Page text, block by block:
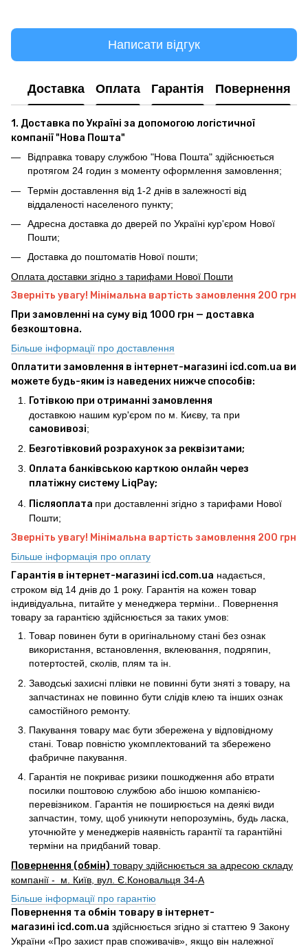
Написати відгук
Доставка Оплата Гарантія Повернення
1. Доставка по Україні за допомогою логістичної
компанії "Нова Пошта"
Відправка товару службою "Нова Пошта" здійснюється
протягом 24 годин з моменту оформлення замовлення;
Термін доставлення від 1-2 днів в залежності від
віддаленості населеного пункту;
Адресна доставка до дверей по Україні кур'єром Нової
Пошти;
Доставка до поштоматів Нової пошти;
Оплата доставки згідно з тарифами Нової Пошти
Зверніть увагу! Мінімальна вартість замовлення 200 грн
При замовленні на суму від 1000 грн — доставка
безкоштовна.
Більше інформації про доставлення
Оплатити замовлення в інтернет-магазині icd.com.ua ви
можете будь-яким із наведених нижче способів:
Готівкою при отриманні замовлення
доставкою нашим кур'єром по м. Києву, та при
самовивозі;
Безготівковий розрахунок за реквізитами;
Оплата банківською карткою онлайн через
платіжну систему LiqPay;
Післяоплата при доставленні згідно з тарифами Нової
Пошти;
Зверніть увагу! Мінімальна вартість замовлення 200 грн
Більше інформація про оплату
Гарантія в інтернет-магазині icd.com.ua надається,
строком від 14 днів до 1 року. Гарантія на кожен товар
індивідуальна, питайте у менеджера терміни.. Повернення
товару за гарантією здійснюється за таких умов:
Товар повинен бути в оригінальному стані без ознак
використання, встановлення, вклеювання, подряпин,
потертостей, сколів, плям та ін.
Заводські захисні плівки не повинні бути зняті з товару, на
запчастинах не повинно бути слідів клею та інших ознак
самостійного ремонту.
Пакування товару має бути збережена у відповідному
стані. Товар повністю укомплектований та збережено
фабричне пакування.
Гарантія не покриває ризики пошкодження або втрати
посилки поштовою службою або іншою компанією-
перевізником. Гарантія не поширюється на деякі види
запчастин, тому, щоб уникнути непорозумінь, будь ласка,
уточнюйте у менеджерів наявність гарантії та гарантійні
терміни на придбаний товар.
Повернення (обмін) товару здійснюється за адресою складу
компанії - м. Київ, вул. Є.Коновальця 34-А
Більше інформації про гарантію
Повернення та обмін товару в інтернет-
магазині icd.com.ua здійснюється згідно зі статтею 9 Закону
України «Про захист прав споживачів», якщо він належної